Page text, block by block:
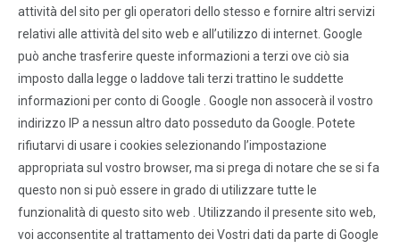
attività del sito per gli operatori dello stesso e fornire altri servizi
relativi alle attività del sito web e all’utilizzo di internet. Google
può anche trasferire queste informazioni a terzi ove ciò sia
imposto dalla legge o laddove tali terzi trattino le suddette
informazioni per conto di Google . Google non assocerà il vostro
indirizzo IP a nessun altro dato posseduto da Google. Potete
rifiutarvi di usare i cookies selezionando l’impostazione
appropriata sul vostro browser, ma si prega di notare che se si fa
questo non si può essere in grado di utilizzare tutte le
funzionalità di questo sito web . Utilizzando il presente sito web,
voi acconsentite al trattamento dei Vostri dati da parte di Google